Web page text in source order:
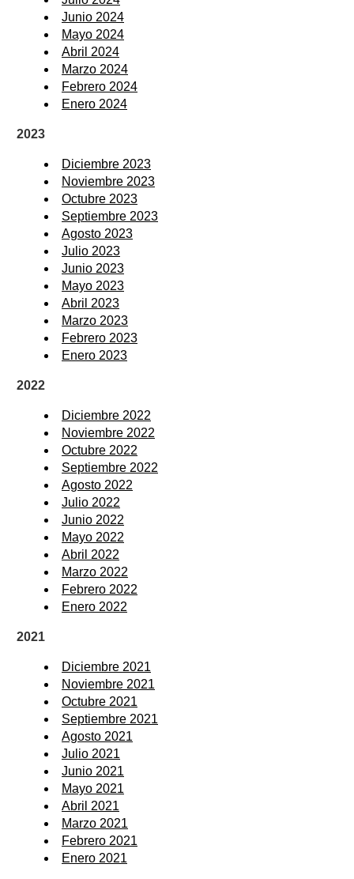
Junio 2024
Mayo 2024
Abril 2024
Marzo 2024
Febrero 2024
Enero 2024
2023
Diciembre 2023
Noviembre 2023
Octubre 2023
Septiembre 2023
Agosto 2023
Julio 2023
Junio 2023
Mayo 2023
Abril 2023
Marzo 2023
Febrero 2023
Enero 2023
2022
Diciembre 2022
Noviembre 2022
Octubre 2022
Septiembre 2022
Agosto 2022
Julio 2022
Junio 2022
Mayo 2022
Abril 2022
Marzo 2022
Febrero 2022
Enero 2022
2021
Diciembre 2021
Noviembre 2021
Octubre 2021
Septiembre 2021
Agosto 2021
Julio 2021
Junio 2021
Mayo 2021
Abril 2021
Marzo 2021
Febrero 2021
Enero 2021